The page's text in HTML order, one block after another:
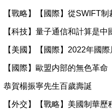
【戰略】【國際】從SWIFT
【科技】量子通信和計算是
【美國】【國際】2022年國
【國際】歐盟内部的無色革命
恭賀楊振寧先生百歲壽誕
【外交】【戰略】美國制華